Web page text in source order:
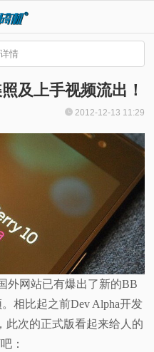
情
及上手视频流出！
2012-12-13 11:29
外网站已有爆出了新的BB
相比起之前Dev Alpha开发
此次的正式版看起来给人的
：